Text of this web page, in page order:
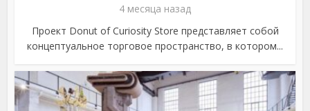
4 месяца назад
Проект Donut of Curiosity Store представляет собой
концептуальное торговое пространство, в котором...